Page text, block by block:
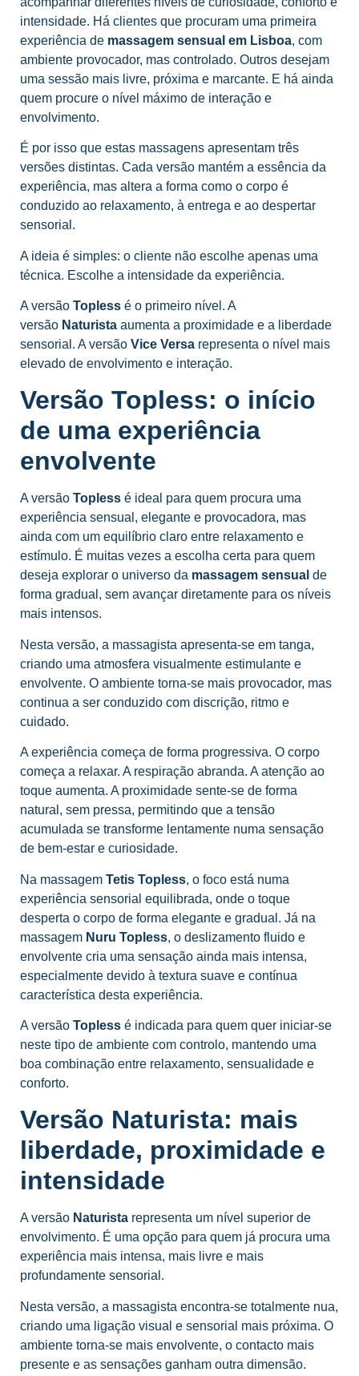
intensidade. Há clientes que procuram uma primeira
experiência de massagem sensual em Lisboa, com
ambiente provocador, mas controlado. Outros desejam
uma sessão mais livre, próxima e marcante. E há ainda
quem procure o nível máximo de interação e
envolvimento.
É por isso que estas massagens apresentam três
versões distintas. Cada versão mantém a essência da
experiência, mas altera a forma como o corpo é
conduzido ao relaxamento, à entrega e ao despertar
sensorial.
A ideia é simples: o cliente não escolhe apenas uma
técnica. Escolhe a intensidade da experiência.
A versão Topless é o primeiro nível. A
versão Naturista aumenta a proximidade e a liberdade
sensorial. A versão Vice Versa representa o nível mais
elevado de envolvimento e interação.
Versão Topless: o início
de uma experiência
envolvente
A versão Topless é ideal para quem procura uma
experiência sensual, elegante e provocadora, mas
ainda com um equilíbrio claro entre relaxamento e
estímulo. É muitas vezes a escolha certa para quem
deseja explorar o universo da massagem sensual de
forma gradual, sem avançar diretamente para os níveis
mais intensos.
Nesta versão, a massagista apresenta-se em tanga,
criando uma atmosfera visualmente estimulante e
envolvente. O ambiente torna-se mais provocador, mas
continua a ser conduzido com discrição, ritmo e
cuidado.
A experiência começa de forma progressiva. O corpo
começa a relaxar. A respiração abranda. A atenção ao
toque aumenta. A proximidade sente-se de forma
natural, sem pressa, permitindo que a tensão
acumulada se transforme lentamente numa sensação
de bem-estar e curiosidade.
Na massagem Tetis Topless, o foco está numa
experiência sensorial equilibrada, onde o toque
desperta o corpo de forma elegante e gradual. Já na
massagem Nuru Topless, o deslizamento fluido e
envolvente cria uma sensação ainda mais intensa,
especialmente devido à textura suave e contínua
característica desta experiência.
A versão Topless é indicada para quem quer iniciar-se
neste tipo de ambiente com controlo, mantendo uma
boa combinação entre relaxamento, sensualidade e
conforto.
Versão Naturista: mais
liberdade, proximidade e
intensidade
A versão Naturista representa um nível superior de
envolvimento. É uma opção para quem já procura uma
experiência mais intensa, mais livre e mais
profundamente sensorial.
Nesta versão, a massagista encontra-se totalmente nua,
criando uma ligação visual e sensorial mais próxima. O
ambiente torna-se mais envolvente, o contacto mais
presente e as sensações ganham outra dimensão.